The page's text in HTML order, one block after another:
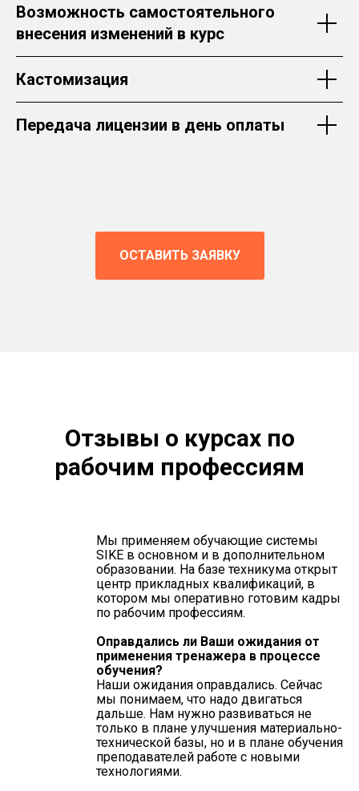
Возможность самостоятельного
внесения изменений в курс
Кастомизация
Передача лицензии в день оплаты
ОСТАВИТЬ ЗАЯВКУ
Отзывы о курсах по
рабочим профессиям
Мы применяем обучающие системы
SIKE в основном и в дополнительном
образовании. На базе техникума открыт
центр прикладных квалификаций, в
котором мы оперативно готовим кадры
по рабочим профессиям.
Оправдались ли Ваши ожидания от
применения тренажера в процессе
обучения?
Наши ожидания оправдались. Сейчас
мы понимаем, что надо двигаться
дальше. Нам нужно развиваться не
только в плане улучшения материально-
технической базы, но и в плане обучения
преподавателей работе с новыми
технологиями.